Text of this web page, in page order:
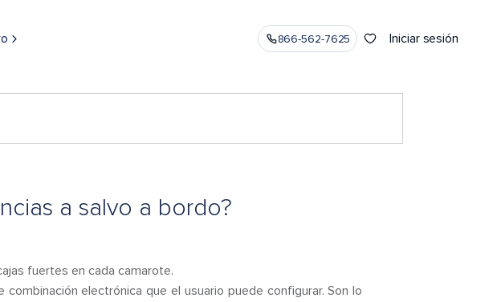
866-562-7625 Iniciar sesión
a salvo a bordo?
fuertes en cada camarote.
electrónica que el usuario puede configurar. Son lo